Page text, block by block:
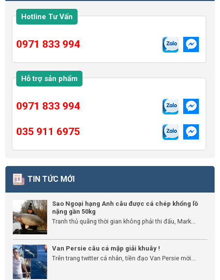
Hotline Tư Vấn
0971 833 994
Hỗ trợ sản phẩm
0971 833 994
035 911 6975
TIN TỨC MỚI
Sao Ngoại hạng Anh câu được cá chép khổng lồ
nặng gần 50kg
Tranh thủ quãng thời gian không phải thi đấu, Mark...
Van Persie câu cá mập giải khuây !
Trên trang twitter cá nhân, tiền đạo Van Persie mới...